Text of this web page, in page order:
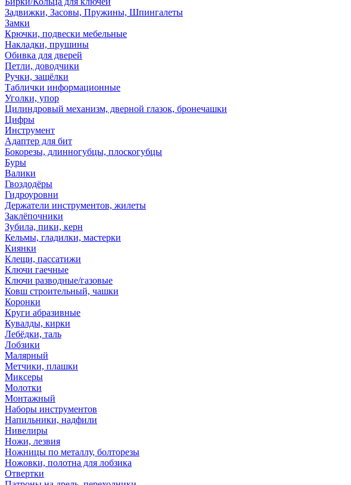
Задвижки, Засовы, Пружины, Шпингалеты
Замки
Крючки, подвески мебельные
Накладки, прушины
Обивка для дверей
Петли, доводчики
Ручки, защёлки
Таблички информационные
Уголки, упор
Цилиндровый механизм, дверной глазок, бронечашки
Цифры
Инструмент
Адаптер для бит
Бокорезы, длинногубцы, плоскогубцы
Буры
Валики
Гвоздодёры
Гидроуровни
Держатели инструментов, жилеты
Заклёпочники
Зубила, пики, керн
Кельмы, гладилки, мастерки
Киянки
Клещи, пассатижи
Ключи гаечные
Ключи разводные/газовые
Ковш строительный, чашки
Коронки
Круги абразивные
Кувалды, кирки
Лебёдки, таль
Лобзики
Малярный
Метчики, плашки
Миксеры
Молотки
Монтажный
Наборы инструментов
Напильники, надфили
Нивелиры
Ножи, лезвия
Ножницы по металлу, болторезы
Ножовки, полотна для лобзика
Отвертки